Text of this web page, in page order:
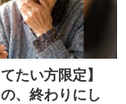
たい方限定】
、終わりにし